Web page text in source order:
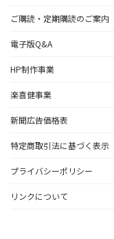
ご購読・定期購読のご案内
電子版Q&A
HP制作事業
楽喜健事業
新聞広告価格表
特定商取引法に基づく表示
プライバシーポリシー
リンクについて